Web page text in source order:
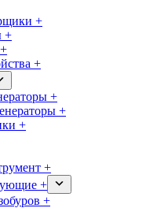
+
+
+
+
+
+
+
+
+